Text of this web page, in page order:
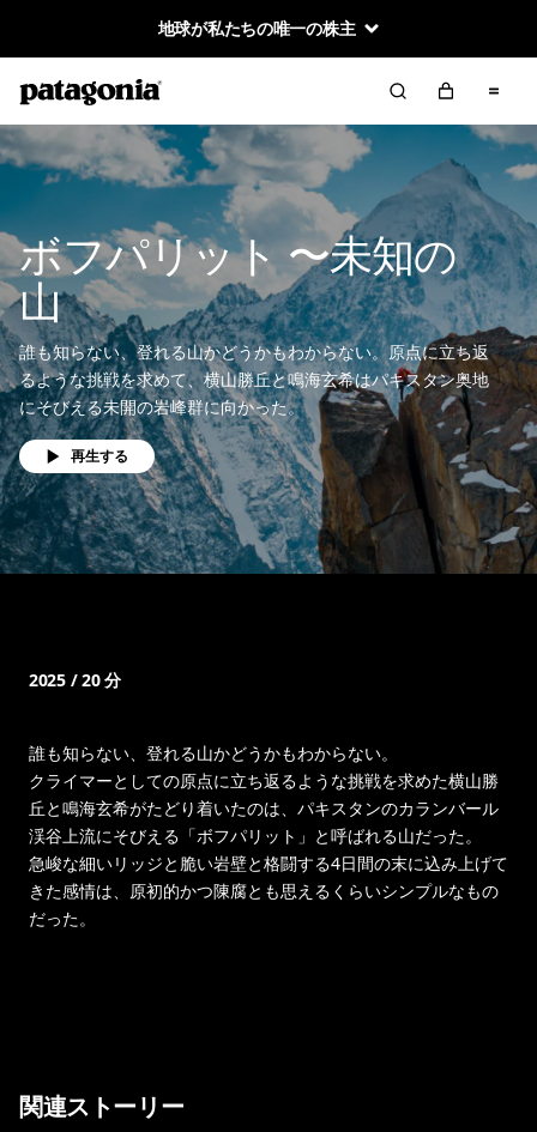
地球が私たちの唯一の株主
ボフパリット 〜未知の
山
誰も知らない、登れる山かどうかもわからない。原点に立ち返
るような挑戦を求めて、横山勝丘と鳴海玄希はパキスタン奥地
にそびえる未開の岩峰群に向かった。
再生する
2025 / 20 分
誰も知らない、登れる山かどうかもわからない。
クライマーとしての原点に立ち返るような挑戦を求めた横山勝
丘と鳴海玄希がたどり着いたのは、パキスタンのカランバール
渓谷上流にそびえる「ボフパリット」と呼ばれる山だった。
急峻な細いリッジと脆い岩壁と格闘する4日間の末に込み上げて
きた感情は、原初的かつ陳腐とも思えるくらいシンプルなもの
だった。
関連ストーリー